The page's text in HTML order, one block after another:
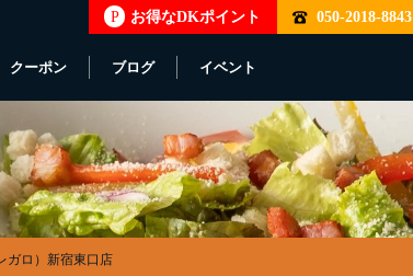
P お得なDKポイント 050-2018-8843
クーポン ブログ イベント
ガロ）新宿東口店